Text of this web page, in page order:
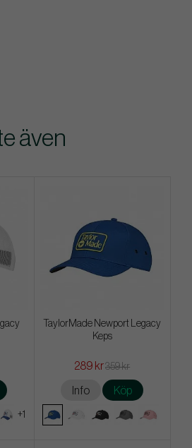
även
+1
TaylorMade Newport Legacy
Keps
289 kr359 kr
Info Köp